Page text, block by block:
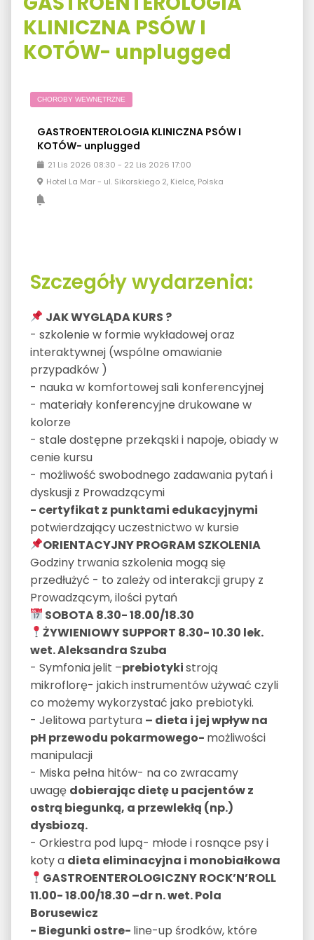
KLINICZNA PSÓW I
KOTÓW- unplugged
CHOROBY WEWNĘTRZNE
GASTROENTEROLOGIA KLINICZNA PSÓW I
KOTÓW- unplugged
21 Lis 2026 08:30 - 22 Lis 2026 17:00
Hotel La Mar - ul. Sikorskiego 2, Kielce, Polska
Szczegóły wydarzenia:
JAK WYGLĄDA KURS ?
- szkolenie w formie wykładowej oraz
interaktywnej (wspólne omawianie
przypadków )
- nauka w komfortowej sali konferencyjnej
- materiały konferencyjne drukowane w
kolorze
- stale dostępne przekąski i napoje, obiady w
cenie kursu
- możliwość swobodnego zadawania pytań i
dyskusji z Prowadzącymi
- certyfikat z punktami edukacyjnymi
potwierdzający uczestnictwo w kursie
ORIENTACYJNY PROGRAM SZKOLENIA
Godziny trwania szkolenia mogą się
przedłużyć - to zależy od interakcji grupy z
Prowadzącym, ilości pytań
SOBOTA 8.30- 18.00/18.30
ŻYWIENIOWY SUPPORT 8.30- 10.30 lek.
wet. Aleksandra Szuba
- Symfonia jelit –prebiotykistroją
mikroflorę- jakich instrumentów używać czyli
co możemy wykorzystać jako prebiotyki.
- Jelitowa partytura – dieta i jej wpływ na
pH przewodu pokarmowego- możliwości
manipulacji
- Miska pełna hitów- na co zwracamy
uwagę dobierając dietę u pacjentów z
ostrą biegunką, a przewlekłą (np.)
dysbiozą.
- Orkiestra pod lupą- młode i rosnące psy i
koty a dieta eliminacyjna i monobiałkowa
GASTROENTEROLOGICZNY ROCK’N’ROLL
11.00- 18.00/18.30 –dr n. wet. Pola
Borusewicz
- Biegunki ostre- line-up środków, które